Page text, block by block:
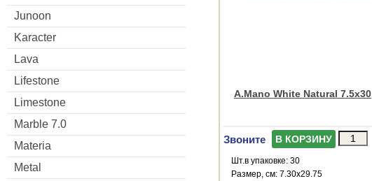
Junoon
Karacter
Lava
Lifestone
Limestone
Marble 7.0
Materia
Metal
A.Mano White Natural 7.5x30
Звоните В КОРЗИНУ
Шт.в упаковке: 30
Размер, см: 7.30x29.75